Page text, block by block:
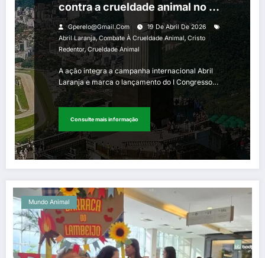
contra a crueldade animal no Rio
de Janeiro
Gperelo@gmail.com
19 De Abril De 2026
Abril Laranja,Combate À Crueldade Animal, Cristo
Redentor,Crueldade Animal
A ação integra a campanha internacional Abril
Laranja e marca o lançamento do I Congresso…
Consulte mais informação
Mundo Animal